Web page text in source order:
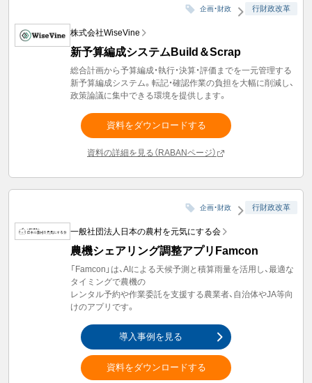
企画・財政 行財政改革
株式会社WiseVine
新予算編成システムBuild＆Scrap
総合計画から予算編成・執行・決算・評価までを一元管理する
新予算編成システム。転記・確認作業の負担を大幅に削減し、
政策論議に集中できる環境を提供します。
資料をダウンロードする
資料の詳細を見る（RABANページ）
企画・財政 行財政改革
一般社団法人日本の農村を元気にする会
農機シェアリング調整アプリFamcon
「Famcon」は、AIによる天候予測と積算雨量を活用し、最適な
タイミングで農機の
レンタル予約や作業委託を支援する農業者、自治体やJA等向
けのアプリです。
導入事例を見る
資料をダウンロードする